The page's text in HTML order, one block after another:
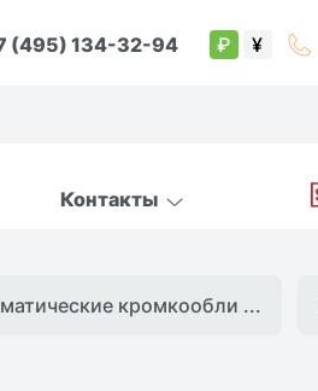
(495) 134-32-94 ₽ ¥
Контакты
кромкообли ...